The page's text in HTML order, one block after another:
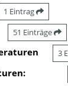
1 Eintrag
51 Einträge
3